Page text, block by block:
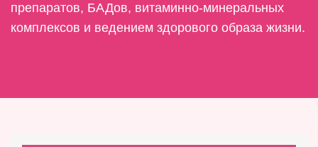
препаратов, БАДов, витаминно-минеральных
комплексов и ведением здорового образа жизни.